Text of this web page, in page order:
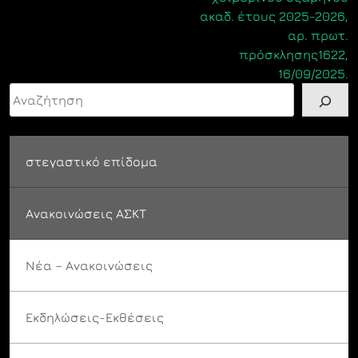
ακαδ. έτους 2025-2026,
αρ. πρωτ.
πρόσκλησης1622,
16/09/2025.
Αναζήτηση
στεγαστικό επίδομα
Ανακοινώσεις ΑΣΚΤ
Νέα – Ανακοινώσεις
Εκδηλώσεις-Εκθέσεις